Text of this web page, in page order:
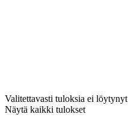
Valitettavasti tuloksia ei löytynyt
Näytä kaikki tulokset